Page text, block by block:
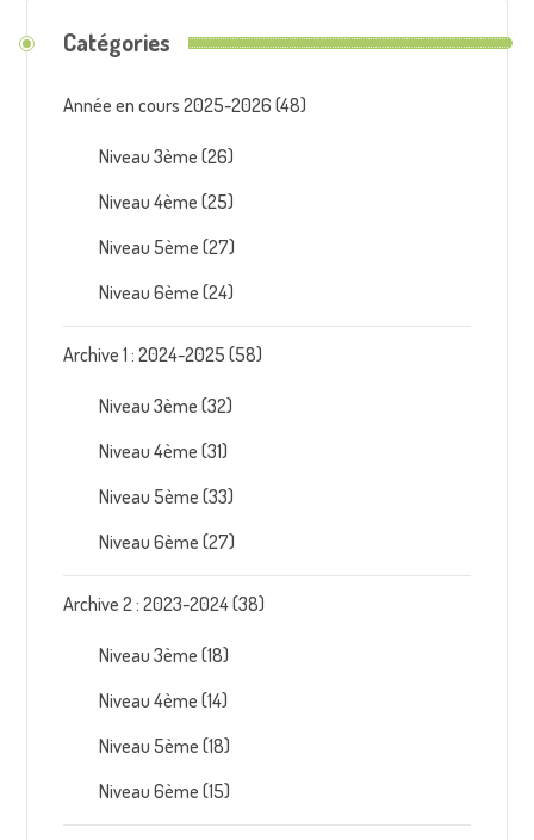
Catégories
Année en cours 2025-2026 (48)
Niveau 3ème (26)
Niveau 4ème (25)
Niveau 5ème (27)
Niveau 6ème (24)
Archive 1 : 2024-2025 (58)
Niveau 3ème (32)
Niveau 4ème (31)
Niveau 5ème (33)
Niveau 6ème (27)
Archive 2 : 2023-2024(38)
Niveau 3ème (18)
Niveau 4ème (14)
Niveau 5ème (18)
Niveau 6ème (15)